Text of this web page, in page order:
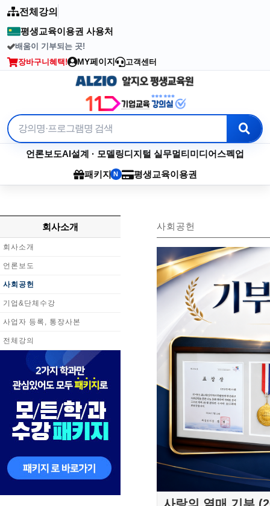
전체강의
평생교육이용권 사용처
배움이 기부되는 곳!
2003년부터 이어온 수강료 기부
장바구니 혜택! MY페이지 고객센터
언론보도AI설계 · 모델링디지털 실무멀티미디어스펙업
패키지 N 평생교육이용권
회사소개
회사소개
언론보도
사회공헌
기업&단체수강
사업자 등록, 통장사본
전체강의
사회공헌